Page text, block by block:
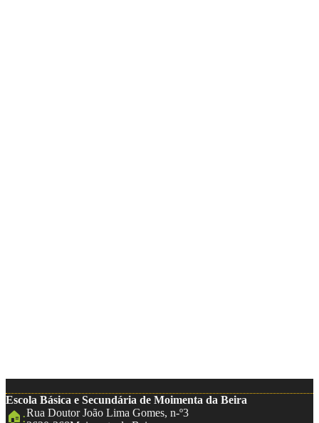
Escola Básica e Secundária de Moimenta da Beira
🏠:Rua Doutor João Lima Gomes, n-º3